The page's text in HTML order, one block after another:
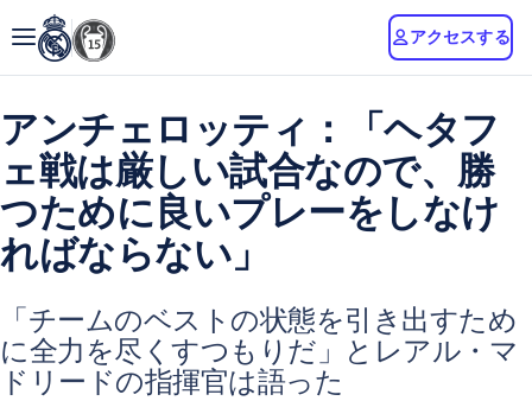
アクセスする
アンチェロッティ：「ヘタフ
ェ戦は厳しい試合なので、勝
つために良いプレーをしなけ
ればならない」
「チームのベストの状態を引き出すため
に全力を尽くすつもりだ」とレアル・マ
ドリードの指揮官は語った